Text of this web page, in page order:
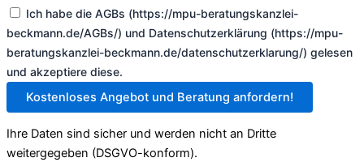
Ich habe die AGBs (https://mpu-beratungskanzlei-
beckmann.de/AGBs/) und Datenschutzerklärung (https://mpu-
beratungskanzlei-beckmann.de/datenschutzerklarung/) gelesen
und akzeptiere diese.
Kostenloses Angebot und Beratung anfordern!
Ihre Daten sind sicher und werden nicht an Dritte
weitergegeben (DSGVO-konform).